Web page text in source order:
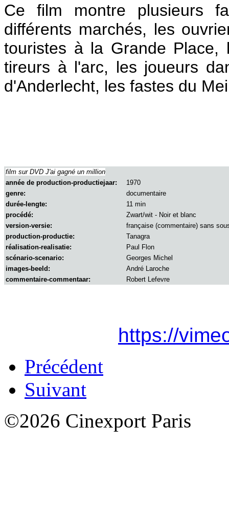
Ce film montre plusieurs
différents marchés, les
touristes à la Grande Place,
tireurs à l'arc, les joueurs
d'Anderlecht, les fastes du
film sur DVD J'ai gagné un million
année de production-productiejaar:
1970
genre:
documentaire
durée-lengte:
11 min
procédé:
Zwart/wit - Noir et blanc
version-versie:
française (commentaire) sans
production-productie:
Tanagra
réalisation-realisatie:
Paul Flon
scénario-scenario:
Georges Michel
images-beeld:
André Laroche
commentaire-commentaar:
Robert Lefevre
https://
Précédent
Suivant
©2026 Cinexport Paris